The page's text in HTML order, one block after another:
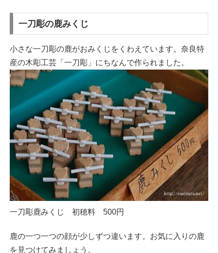
一刀彫の鹿みくじ
小さな一刀彫の鹿がおみくじをくわえています。奈良特
産の木彫工芸「一刀彫」にちなんで作られました。
一刀彫鹿みくじ 初穂料 500円
鹿の一つ一つの顔が少しずつ違います。お気に入りの鹿
を見つけてみましょう。